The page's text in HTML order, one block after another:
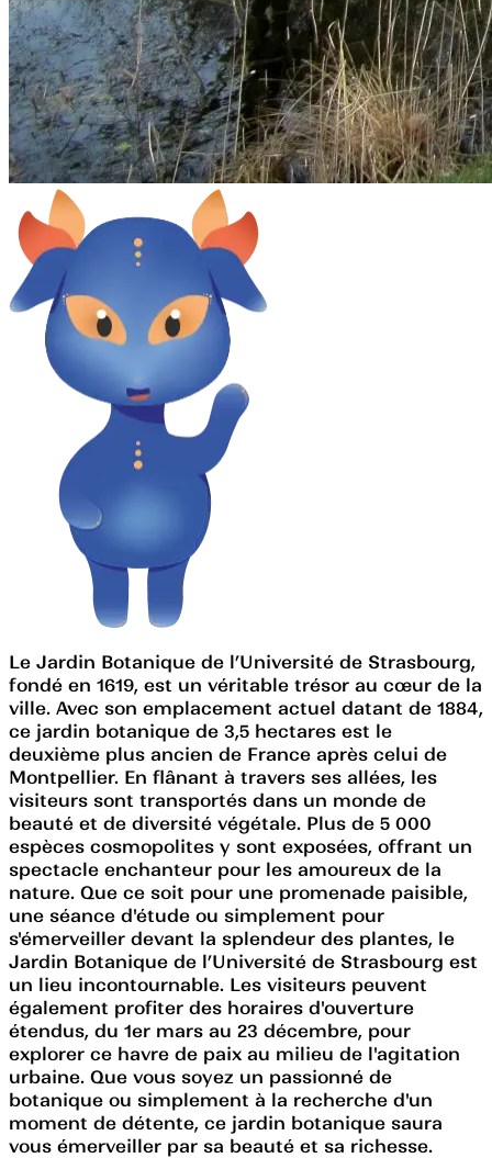
Le Jardin Botanique de l’Université de Strasbourg,
fondé en 1619, est un véritable trésor au cœur de la
ville. Avec son emplacement actuel datant de 1884,
ce jardin botanique de 3,5 hectares est le
deuxième plus ancien de France après celui de
Montpellier. En flânant à travers ses allées, les
visiteurs sont transportés dans un monde de
beauté et de diversité végétale. Plus de 5 000
espèces cosmopolites y sont exposées, offrant un
spectacle enchanteur pour les amoureux de la
nature. Que ce soit pour une promenade paisible,
une séance d'étude ou simplement pour
s'émerveiller devant la splendeur des plantes, le
Jardin Botanique de l’Université de Strasbourg est
un lieu incontournable. Les visiteurs peuvent
également profiter des horaires d'ouverture
étendus, du 1er mars au 23 décembre, pour
explorer ce havre de paix au milieu de l'agitation
urbaine. Que vous soyez un passionné de
botanique ou simplement à la recherche d'un
moment de détente, ce jardin botanique saura
vous émerveiller par sa beauté et sa richesse.